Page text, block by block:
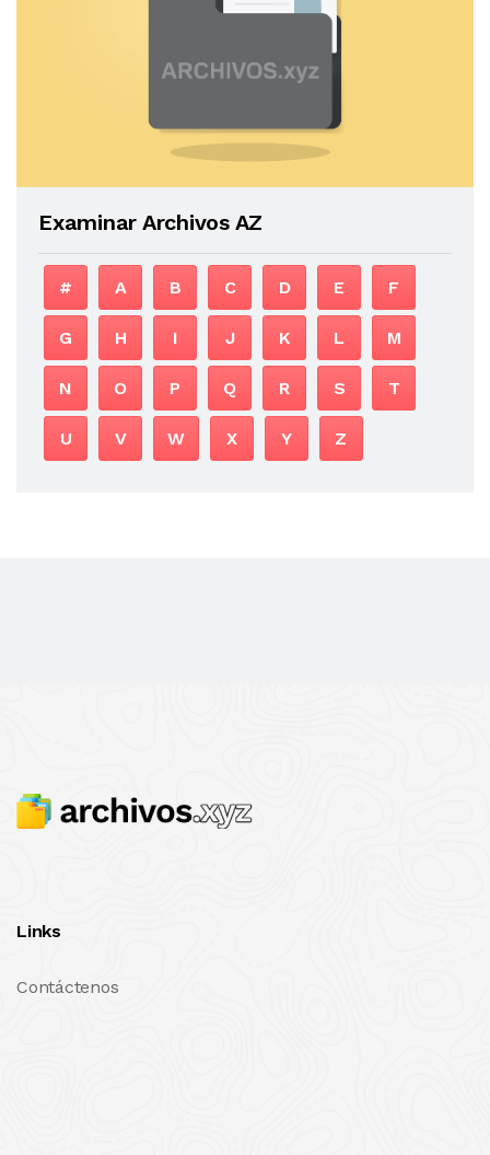
Examinar Archivos AZ
# A B C D E F
G H I J K L M
N O P Q R S T
U V W X Y Z
Links
Contáctenos